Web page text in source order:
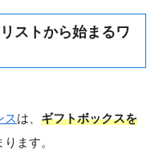
ストから始まるワ
スは、 ギフトボックスを
ます。